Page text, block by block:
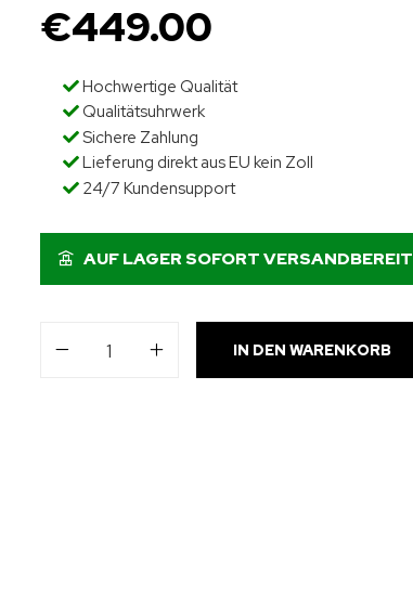
€449.00
Hochwertige Qualität
Qualitätsuhrwerk
Sichere Zahlung
Lieferung direkt aus EU kein Zoll
24/7 Kundensupport
AUF LAGER SOFORT VERSANDBEREIT
IN DEN WARENKORB